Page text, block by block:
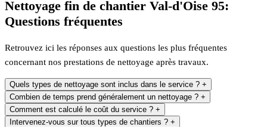
Nettoyage fin de chantier Val-d'Oise 95:
Questions fréquentes
Retrouvez ici les réponses aux questions les plus fréquentes
concernant nos prestations de nettoyage après travaux.
Quels types de nettoyage sont inclus dans le service ? +
Combien de temps prend généralement un nettoyage ? +
Comment est calculé le coût du service ? +
Intervenez-vous sur tous types de chantiers ? +